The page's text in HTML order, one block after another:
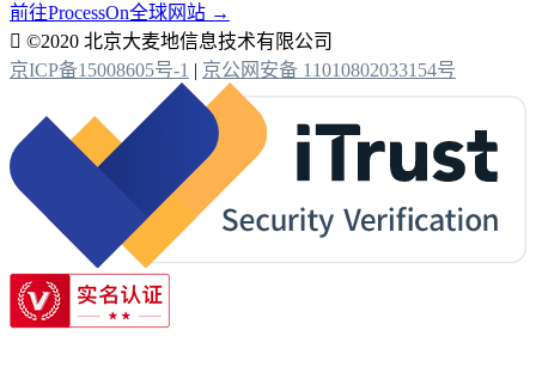
前往ProcessOn全球网站 →
 ©2020 北京大麦地信息技术有限公司
京ICP备15008605号-1 | 京公网安备 11010802033154号